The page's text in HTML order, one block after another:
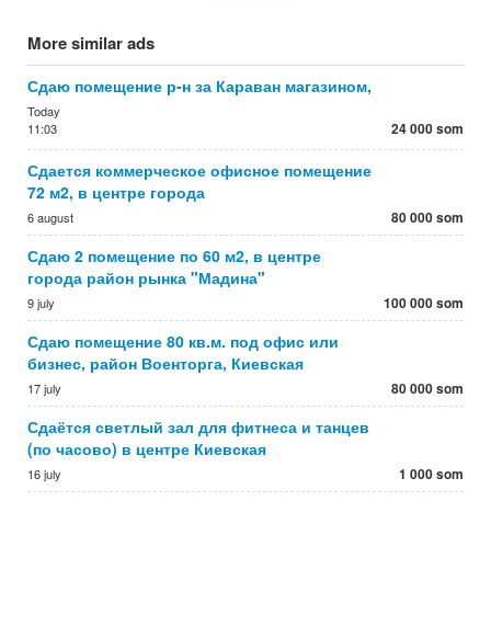
More similar ads
Сдаю помещение р-н за Караван магазином,
Today
11:03
24 000 som
Сдается коммерческое офисное помещение
72 м2, в центре города
6 august 80 000 som
Сдаю 2 помещение по 60 м2, в центре
города район рынка "Мадина"
9 july 100 000 som
Сдаю помещение 80 кв.м. под офис или
бизнес, район Военторга, Киевская
17 july 80 000 som
Сдаётся светлый зал для фитнеса и танцев
(по часово) в центре Киевская
16 july 1 000 som